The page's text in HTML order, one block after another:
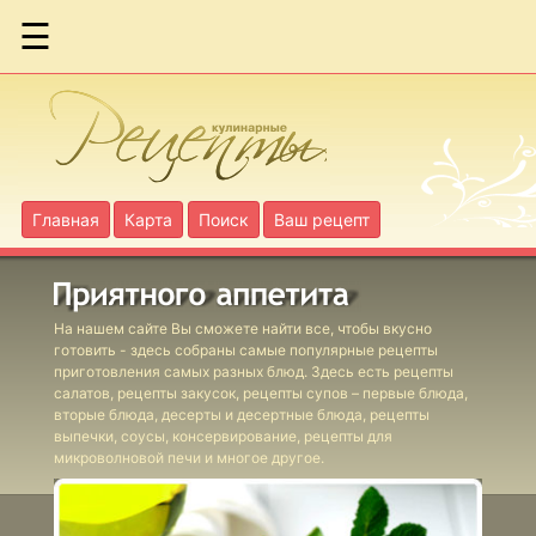
☰
Главная Карта Поиск Ваш рецепт
На нашем сайте Вы сможете найти все, чтобы вкусно
готовить - здесь собраны самые популярные рецепты
приготовления самых разных блюд. Здесь есть рецепты
салатов, рецепты закусок, рецепты супов – первые блюда,
вторые блюда, десерты и десертные блюда, рецепты
выпечки, соусы, консервирование, рецепты для
микроволновой печи и многое другое.
Абрикосы в
яблочном пюре
Абрикосы в
собственном соку
Баклажанная икра
Белые грибы
маринованные
Фаршированные
томаты